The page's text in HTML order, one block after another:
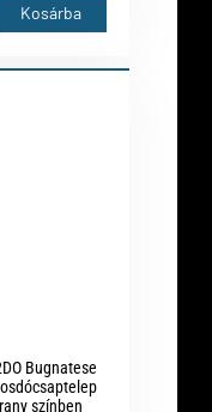
Kosárba
Bugnatese
színben